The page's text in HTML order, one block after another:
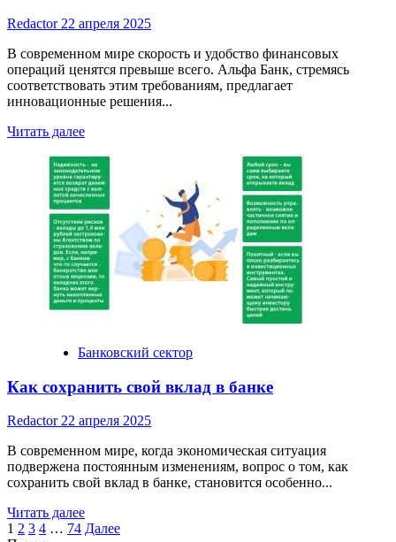
Redactor 22 апреля 2025
В современном мире скорость и удобство финансовых
операций ценятся превыше всего. Альфа Банк, стремясь
соответствовать этим требованиям, предлагает
инновационные решения...
Читать далееRead
about
Альфа
Банк:
Перечисление
с
карты
на
карту
Банковский сектор
Как сохранить свой вклад в банке
Redactor 22 апреля 2025
В современном мире, когда экономическая ситуация
подвержена постоянным изменениям, вопрос о том, как
сохранить свой вклад в банке, становится особенно...
Читать далееRead
more
Пагинация
1 2 3 4 … 74 Далее